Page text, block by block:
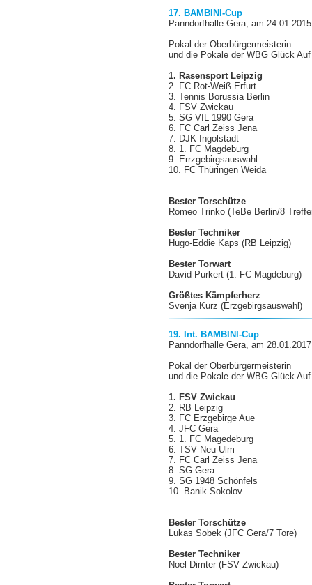
17. BAMBINI-Cup
Panndorfhalle Gera, am 24.01.2015
Pokal der Oberbürgermeisterin
und die Pokale der WBG Glück Auf
1. Rasensport Leipzig
2. FC Rot-Weiß Erfurt
3. Tennis Borussia Berlin
4. FSV Zwickau
5. SG VfL 1990 Gera
6. FC Carl Zeiss Jena
7. DJK Ingolstadt
8. 1. FC Magdeburg
9. Errzgebirgsauswahl
10. FC Thüringen Weida
Bester Torschütze
Romeo Trinko (TeBe Berlin/8
Bester Techniker
Hugo-Eddie Kaps (RB Leipzig)
Bester Torwart
David Purkert (1. FC Magdeburg)
Größtes Kämpferherz
Svenja Kurz (Erzgebirgsauswahl)
19. Int. BAMBINI-Cup
Panndorfhalle Gera, am 28.01.2017
Pokal der Oberbürgermeisterin
und die Pokale der WBG Glück Auf
1. FSV Zwickau
2. RB Leipzig
3. FC Erzgebirge Aue
4. JFC Gera
5. 1. FC Magedeburg
6. TSV Neu-Ulm
7. FC Carl Zeiss Jena
8. SG Gera
9. SG 1948 Schönfels
10. Banik Sokolov
Bester Torschütze
Lukas Sobek (JFC Gera/7 Tore)
Bester Techniker
Noel Dimter (FSV Zwickau)